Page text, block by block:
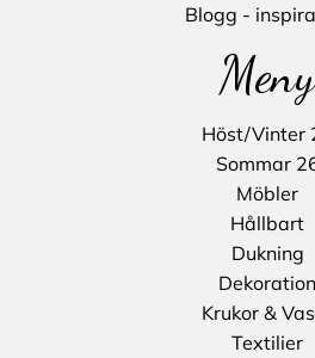
Blogg -
Meny
Höst/Vinter
Sommar
Möbler
Hållbart
Dukning
Dekoration
Krukor &
Textilier